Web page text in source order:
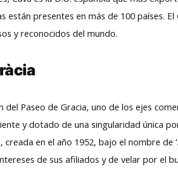
están presentes en más de 100 países.
y reconocidos del mundo.
Paseo de Gracia, uno de los ejes
y dotado de una singularidad única
en el año 1952, bajo el nombre de
de sus afiliados y de velar por el